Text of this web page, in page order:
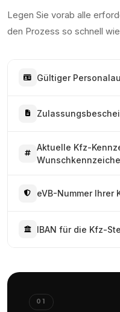
Legen Sie vorab alle
den Prozess so schnell
Gültiger
Aktuelle Kfz-
eVB-Nummer Ihrer
IBAN für die Kfz-
01